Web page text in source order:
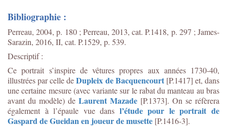
Bibliographie :
Perreau, 2004, p. 180 ; Perreau, 2013, cat.P.1418, p. 297 ; James-
Sarazin, 2016, II, cat. P.1529, p. 539.
Descriptif :
Ce portrait s’inspire de vêtures propres aux années 1730-40,
illustrées par celle deDupleix de Bacquencourt[P.1417] et, dans
une certaine mesure (avec variante sur le rabat du manteau au bras
avant du modèle) de Laurent Mazade [P.1373]. On se réfèrera
également à l’épaule vue dans l’étude pour le portrait de
Gaspard de Gueidan en joueur de musette [P.1416-3].